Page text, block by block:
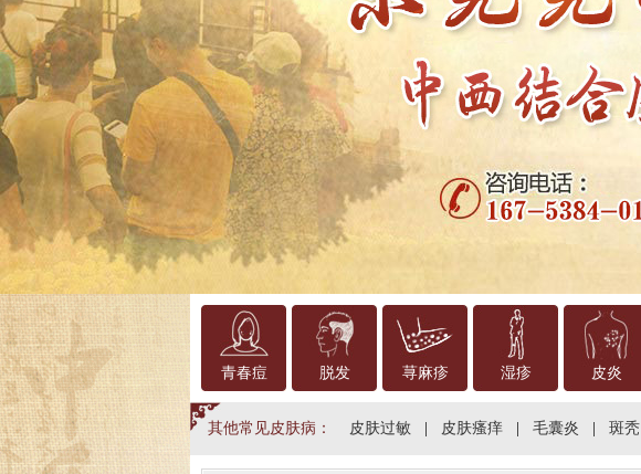
青春痘 脱发 荨麻疹 湿疹 皮炎
其他常见皮肤病： 皮肤过敏 皮肤瘙痒 毛囊炎 斑秃